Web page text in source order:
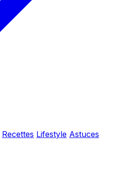
Recettes Lifestyle Astuces